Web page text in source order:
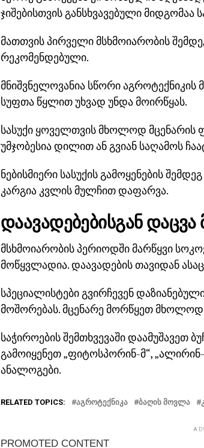
ჯიშებისთვის განსხვავებული მიდგომაა
მათთვის პირველი მსხმოიარობის
რეკომენდებული.
მნიშვნელოვანია სწორი აგროტექნიკის
სუფთა წყლით უხვად უნდა მოირწყას.
სასუქი ყოველთვის მხოლოდ მცენარის
უმჯობესია დილით ან გვიან საღამოს
ნებისმიერი სასუქის გამოყენების
კარგია კვლის მულჩით დაფარვა.
დაავადებებისგან
მსხმოიარობის პერიოდში მარწყვი
მოწყვლადია. დაავადების თავიდან
სპეციალისტები გვირჩევენ
მოშორებას. მცენარე მორწყეთ
საჭიროების შემთხვევაში დაამუშავეთ
გამოიყენეთ „ფიტოსპორინ-მ“,
ანალოგები.
RELATED TOPICS: ᲐᲒᲠᲝᲢᲔᲥᲜᲘᲙᲐ ᲑᲐᲦᲘᲡ ᲛᲝᲕᲚᲐ